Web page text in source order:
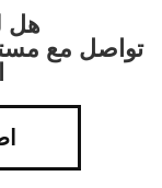
هل
تواصل مع